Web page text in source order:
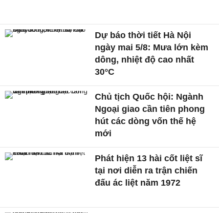
Dự báo thời tiết Hà Nội
ngày mai 5/8: Mưa lớn kèm
dông, nhiệt độ cao nhất
30°C
Chủ tịch Quốc hội: Ngành
Ngoại giao cần tiên phong
hút các dòng vốn thế hệ
mới
Phát hiện 13 hài cốt liệt sĩ
tại nơi diễn ra trận chiến
đấu ác liệt năm 1972